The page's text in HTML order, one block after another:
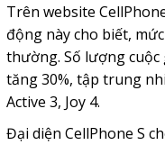
Trên website
động này cho biết,
thường. Số lượng
tăng 30%, tập trung
Active 3, Joy 4.
Đại diện CellPhone S